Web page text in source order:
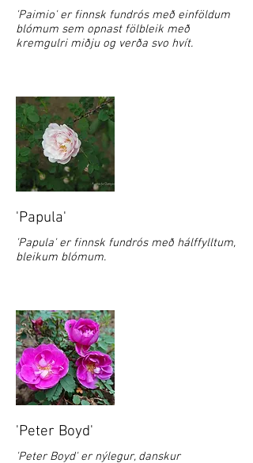
'Paimio' er finnsk fundrós með einföldum
blómum sem opnast fölbleik með
kremgulri miðju og verða svo hvít.
'Papula'
'Papula' er finnsk fundrós með hálffylltum,
bleikum blómum.
'Peter Boyd'
'Peter Boyd' er nýlegur, danskur